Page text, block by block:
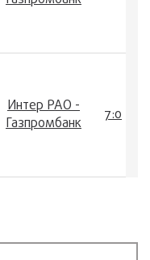
Интер РАО -
Газпромбанк
7:0